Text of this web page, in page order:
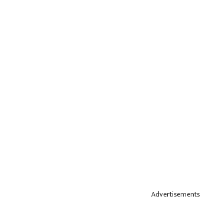
Advertisements